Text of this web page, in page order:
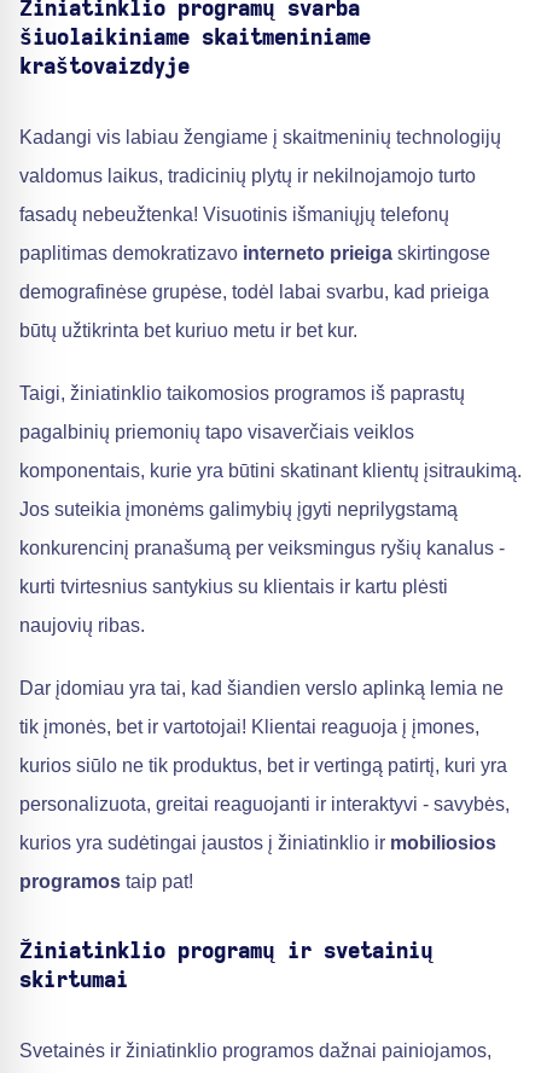
Žiniatinklio programų svarba
šiuolaikiniame skaitmeniniame
kraštovaizdyje
Kadangi vis labiau žengiame į skaitmeninių technologijų
valdomus laikus, tradicinių plytų ir nekilnojamojo turto
fasadų nebeužtenka! Visuotinis išmaniųjų telefonų
paplitimas demokratizavo interneto prieiga skirtingose
demografinėse grupėse, todėl labai svarbu, kad prieiga
būtų užtikrinta bet kuriuo metu ir bet kur.
Taigi, žiniatinklio taikomosios programos iš paprastų
pagalbinių priemonių tapo visaverčiais veiklos
komponentais, kurie yra būtini skatinant klientų įsitraukimą.
Jos suteikia įmonėms galimybių įgyti neprilygstamą
konkurencinį pranašumą per veiksmingus ryšių kanalus -
kurti tvirtesnius santykius su klientais ir kartu plėsti
naujovių ribas.
Dar įdomiau yra tai, kad šiandien verslo aplinką lemia ne
tik įmonės, bet ir vartotojai! Klientai reaguoja į įmones,
kurios siūlo ne tik produktus, bet ir vertingą patirtį, kuri yra
personalizuota, greitai reaguojanti ir interaktyvi - savybės,
kurios yra sudėtingai įaustos į žiniatinklio ir mobiliosios
programos taip pat!
Žiniatinklio programų ir svetainių
skirtumai
Svetainės ir žiniatinklio programos dažnai painiojamos,